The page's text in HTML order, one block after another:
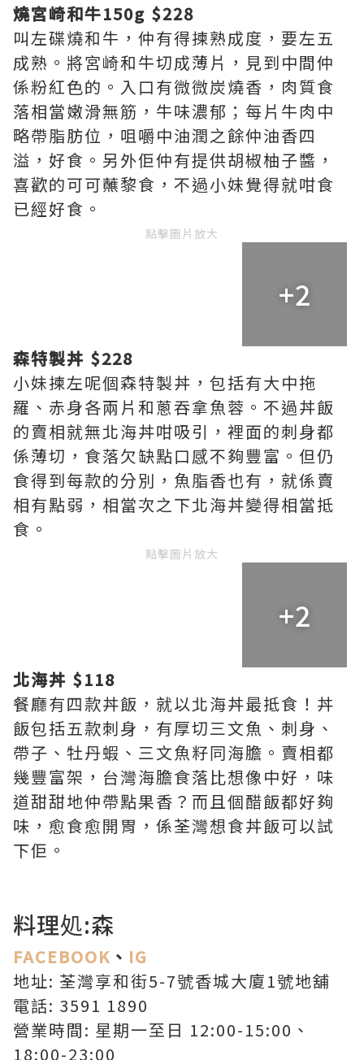
燒宮崎和牛150g $228
叫左碟燒和牛，仲有得揀熟成度，要左五
成熟。將宮崎和牛切成薄片，見到中間仲
係粉紅色的。入口有微微炭燒香，肉質食
落相當嫩滑無筋，牛味濃郁；每片牛肉中
略帶脂肪位，咀嚼中油潤之餘仲油香四
溢，好食。另外佢仲有提供胡椒柚子醬，
喜歡的可可蘸黎食，不過小妹覺得就咁食
已經好食。
點擊圖片放大
+2
森特製丼 $228
小妹揀左呢個森特製丼，包括有大中拖
羅、赤身各兩片和蔥吞拿魚蓉。不過丼飯
的賣相就無北海丼咁吸引，裡面的刺身都
係薄切，食落欠缺點口感不夠豐富。但仍
食得到每款的分別，魚脂香也有，就係賣
相有點弱，相當次之下北海丼變得相當抵
食。
點擊圖片放大
+2
北海丼 $118
餐廳有四款丼飯，就以北海丼最抵食！丼
飯包括五款刺身，有厚切三文魚、刺身、
帶子、牡丹蝦、三文魚籽同海膽。賣相都
幾豐富架，台灣海膽食落比想像中好，味
道甜甜地仲帶點果香？而且個醋飯都好夠
味，愈食愈開胃，係荃灣想食丼飯可以試
下佢。
料理処:森
FACEBOOK 、 IG
地址: 荃灣享和街5-7號香城大廈1號地舖
電話: 3591 1890
營業時間: 星期一至日 12:00-15:00、
18:00-23:00